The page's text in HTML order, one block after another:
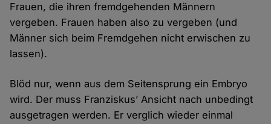
Frauen, die ihren fremdgehenden Männern
vergeben. Frauen haben also zu vergeben (und
Männer sich beim Fremdgehen nicht erwischen zu
lassen).
Blöd nur, wenn aus dem Seitensprung ein Embryo
wird. Der muss Franziskus’ Ansicht nach unbedingt
ausgetragen werden. Er verglich wieder einmal